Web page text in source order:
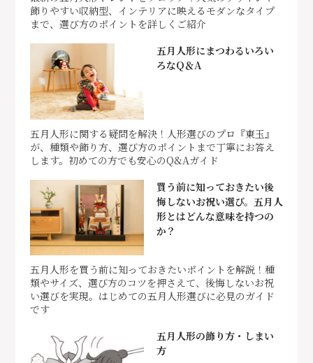
飾りやすい収納型、インテリアに映えるモダンなタイプ
まで、選び方のポイントを詳しくご紹介
五月人形にまつわるいろい
ろなQ＆A
五月人形に関する疑問を解決！人形選びのプロ『東玉』
が、種類や飾り方、選び方のポイントまで丁寧にお答え
します。初めての方でも安心のQ&Aガイド
買う前に知っておきたい後
悔しないお祝い選び。五月人
形とはどんな意味を持つの
か？
五月人形を買う前に知っておきたいポイントを解説！種
類やサイズ、選び方のコツを押さえて、後悔しないお祝
い選びを実現。はじめての五月人形選びに必見のガイド
です
五月人形の飾り方・しまい
方